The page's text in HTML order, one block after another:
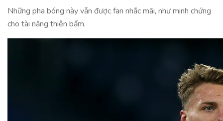
Những pha bóng này vẫn được fan nhắc mãi, như minh chứng
cho tài năng thiên bẩm.